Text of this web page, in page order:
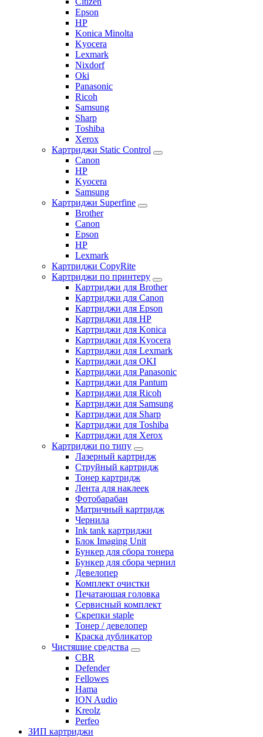
Epson
HP
Konica Minolta
Kyocera
Lexmark
Nixdorf
Oki
Panasonic
Ricoh
Samsung
Sharp
Toshiba
Xerox
Картриджи Static Control
Canon
HP
Kyocera
Samsung
Картриджи Superfine
Brother
Canon
Epson
HP
Lexmark
Картриджи CopyRite
Картриджи по принтеру
Картриджи для Brother
Картриджи для Canon
Картриджи для Epson
Картриджи для HP
Картриджи для Konica
Картриджи для Kyocera
Картриджи для Lexmark
Картриджи для OKI
Картриджи для Panasonic
Картриджи для Pantum
Картриджи для Ricoh
Картриджи для Samsung
Картриджи для Sharp
Картриджи для Toshiba
Картриджи для Xerox
Картриджи по типу
Лазерный картридж
Струйный картридж
Тонер картридж
Лента для наклеек
Фотобарабан
Матричный картридж
Чернила
Ink tank картриджи
Блок Imaging Unit
Бункер для сбора тонера
Бункер для сбора чернил
Девелопер
Комплект очистки
Печатающая головка
Сервисный комплект
Скрепки staple
Тонер / девелопер
Краска дубликатор
Чистящие средства
CBR
Defender
Fellowes
Hama
ION Audio
Kreolz
Perfeo
ЗИП картриджи